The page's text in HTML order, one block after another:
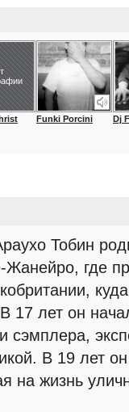
Funki Porcini Dj
Тобин
где
17 лет он
сэмплера,
В 19 лет
на жизнь